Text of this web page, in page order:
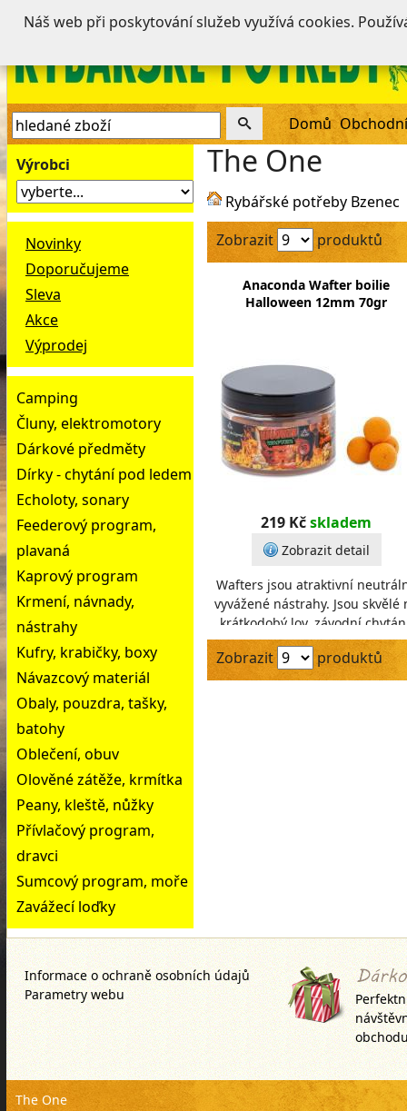
Domů
Výrobci
Novinky
Doporučujeme
Sleva
Akce
Výprodej
Camping
Čluny, elektromotory
Dárkové předměty
Dírky - chytání pod ledem
Echoloty, sonary
Feederový program,
plavaná
Kaprový program
Krmení, návnady,
nástrahy
Kufry, krabičky, boxy
Návazcový materiál
Obaly, pouzdra, tašky,
batohy
Oblečení, obuv
Olověné zátěže, krmítka
Peany, kleště, nůžky
Přívlačový program,
dravci
Sumcový program, moře
Zavážecí loďky
The One
Rybářské potřeby Bzenec
Zobrazit
produktů
Anaconda Wafter boilie
Halloween 12mm 70gr
219 Kčskladem
Zobrazit detail
Wafters jsou atraktivní
vyvážené nástrahy. Jsou skvělé
krátkodobý lov, závodní
při slabé aktivitě ryb nebo na
velmi op
Zobrazit produktů
Informace o ochraně osobních údajů
Parametry webu
The One
Náš web při poskytování služeb využívá cookies.